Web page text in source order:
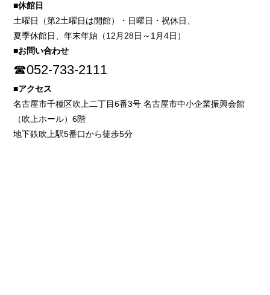
■休館日
土曜日（第2土曜日は開館）・日曜日・祝休日、
夏季休館日、年末年始（12月28日～1月4日）
■お問い合わせ
☎052-733-2111
■アクセス
名古屋市千種区吹上二丁目6番3号 名古屋市中小企業振興会館
（吹上ホール）6階
地下鉄吹上駅5番口から徒歩5分